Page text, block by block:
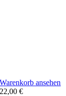
Warenkorb ansehen
22,00€